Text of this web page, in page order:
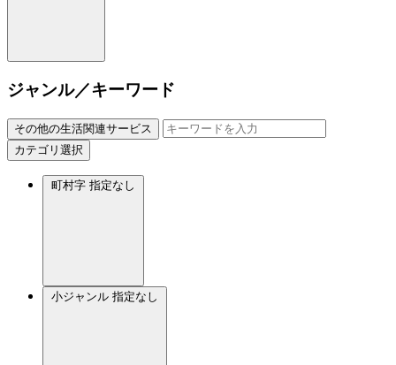
ジャンル／キーワード
その他の生活関連サービス
カテゴリ選択
町村字 指定なし
小ジャンル 指定なし